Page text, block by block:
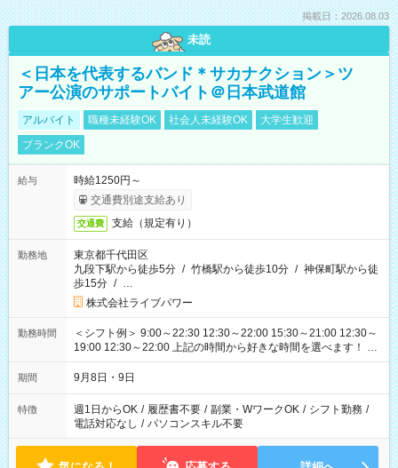
掲載日：2026.08.03
未読
＜日本を代表するバンド＊サカナクション＞ツ
アー公演のサポートバイト＠日本武道館
アルバイト 職種未経験OK 社会人未経験OK
大学生歓迎
ブランクOK
給与
時給1250円～
交通費別途支給あり
交通費 支給（規定有り）
勤務地
東京都千代田区
九段下駅から徒歩5分 / 竹橋駅から徒歩10分 / 神保町駅から徒
歩15分 / …
株式会社ライブパワー
勤務時間
＜シフト例＞ 9:00～22:30 12:30～22:00 15:30～21:00 12:30～
19:00 12:30～22:00 上記の時間から好きな時間を選べます！ ※
時間は変更となる可能性があります
期間 9月8日・9日
特徴 週1日からOK / 履歴書不要 / 副業・WワークOK / シフト勤務 /
電話対応なし / パソコンスキル不要